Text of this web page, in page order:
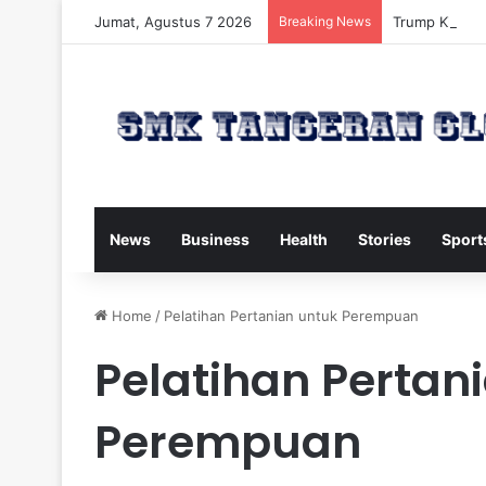
Jumat, Agustus 7 2026 Breaking News Trump Kirim
News Business Health Stories
Home / Pelatihan Pertanian untuk Perempuan
Pelatihan
Perempuan